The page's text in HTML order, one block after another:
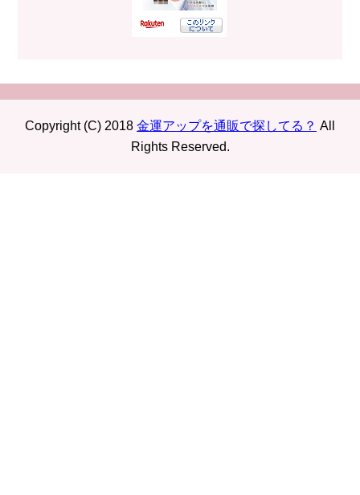
Copyright (C) 2018 金運アップを通販で探してる？ All
Rights Reserved.